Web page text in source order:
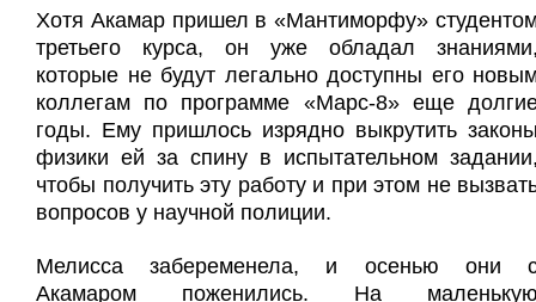
Хотя Акамар пришел в «Мантиморфу»
третьего курса, он уже обладал
которые не будут легально доступны его
коллегам по программе «Марс-8» еще
годы. Ему пришлось изрядно выкрутить
физики ей за спину в испытательном
чтобы получить эту работу и при этом не
вопросов у научной полиции.
Мелисса забеременела, и осенью они
Акамаром поженились. На